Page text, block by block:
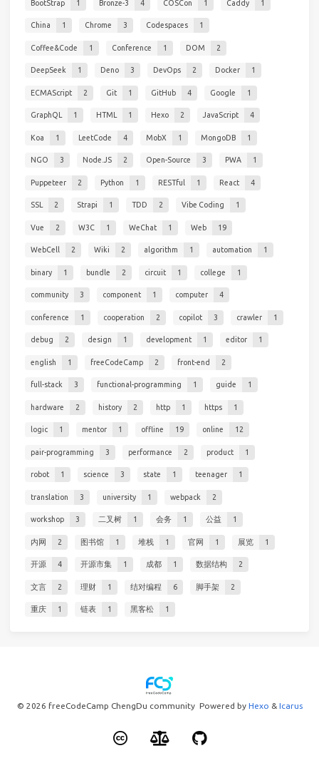
BootStrap 1 Bronze-3 4 COSCon 1 Caddy 1
China 1 Chrome 3 Codespaces 1
Coffee&Code 1 Conference 1 DOM 2
DeepSeek 1 Deno 3 DevOps 2 Docker 1
ECMAScript 2 Git 1 GitHub 4 Google 1
GraphQL 1 HTML 1 Hexo 2 JavaScript 4
Koa 1 LeetCode 4 MobX 1 MongoDB 1
NGO 3 Node.JS 2 Open-Source 3 PWA 1
Puppeteer 2 Python 1 RESTful 1 React 4
SSL 2 Strapi 1 TDD 2 Vibe Coding 1
Vue 2 W3C 1 WeChat 1 Web 19
WebCell 2 Wiki 2 algorithm 1 automation 1
binary 1 bundle 2 circuit 1 college 1
community 3 component 1 computer 4
conference 1 cooperation 2 copilot 3 crawler 1
debug 2 design 1 development 1 editor 1
english 1 freeCodeCamp 2 front-end 2
full-stack 3 functional-programming 1 guide 1
hardware 2 history 2 http 1 https 1
logic 1 mentor 1 offline 19 online 12
pair-programming 3 performance 2 product 1
robot 1 science 3 state 1 teenager 1
translation 3 university 1 webpack 2
workshop 3 二叉树 1 会务 1 公益 1
内网 2 图书馆 1 堆栈 1 官网 1 展览 1
开源 4 开源市集 1 成都 1 数据结构 2
文言 2 理财 1 结对编程 6 脚手架 2
重庆 1 链表 1 黑客松 1
© 2026 freeCodeCamp ChengDu community Powered by Hexo & Icarus